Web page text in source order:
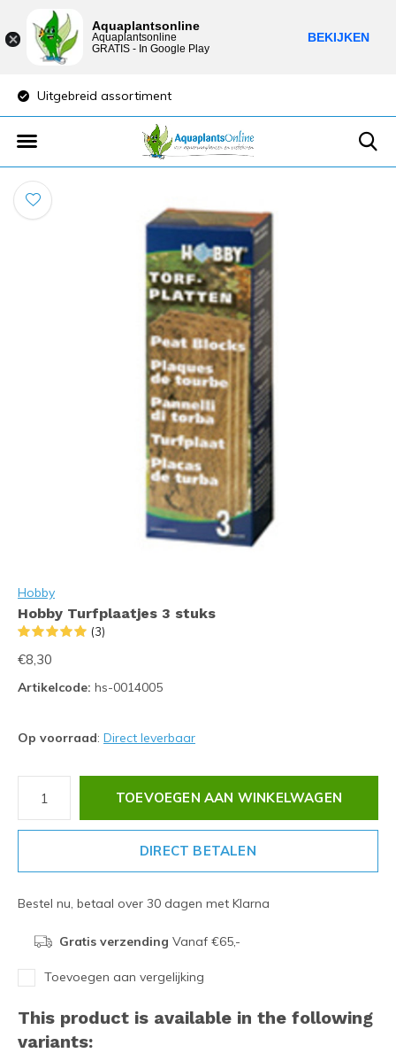
Uitgebreid assortiment
Hobby
Hobby Turfplaatjes 3 stuks
(3)
€8,30
Artikelcode: hs-0014005
Op voorraad: Direct leverbaar
TOEVOEGEN AAN WINKELWAGEN
DIRECT BETALEN
Bestel nu, betaal over 30 dagen met Klarna
Gratis verzending Vanaf €65,-
Toevoegen aan vergelijking
This product is available in the following
variants:
Aquaplantsonline
Aquaplantsonline
GRATIS - In Google Play
BEKIJKEN